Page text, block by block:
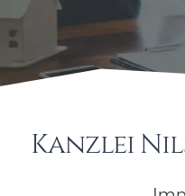
Kanzlei